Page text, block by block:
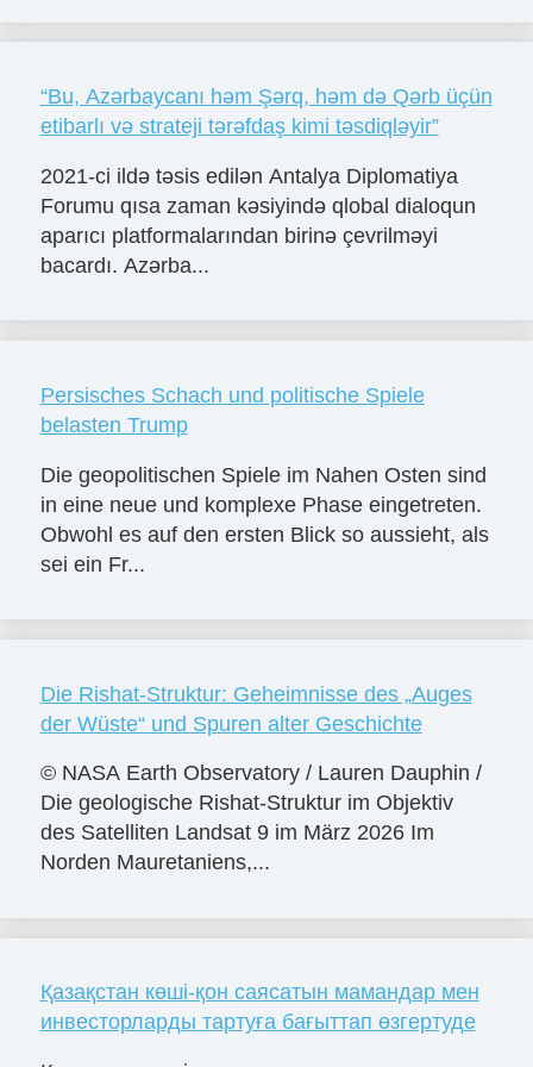
“Bu, Azərbaycanı həm Şərq, həm də Qərb üçün
etibarlı və strateji tərəfdaş kimi təsdiqləyir”
2021-ci ildə təsis edilən Antalya Diplomatiya
Forumu qısa zaman kəsiyində qlobal dialoqun
aparıcı platformalarından birinə çevrilməyi
bacardı. Azərba...
Persisches Schach und politische Spiele
belasten Trump
Die geopolitischen Spiele im Nahen Osten sind
in eine neue und komplexe Phase eingetreten.
Obwohl es auf den ersten Blick so aussieht, als
sei ein Fr...
Die Rishat-Struktur: Geheimnisse des „Auges
der Wüste“ und Spuren alter Geschichte
© NASA Earth Observatory / Lauren Dauphin /
Die geologische Rishat-Struktur im Objektiv
des Satelliten Landsat 9 im März 2026 Im
Norden Mauretaniens,...
Қазақстан көші-қон саясатын мамандар мен
инвесторларды тартуға бағыттап өзгертуде